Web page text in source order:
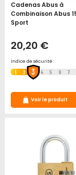
Cadenas Abus à
Combinaison Abus
Sport
20,20 €
Indice de sécurité :
1 2 3 4 5 6 7
Voir le produit